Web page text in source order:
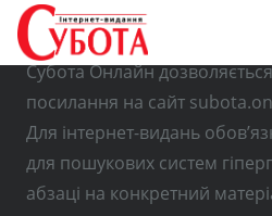
© Використання матеріалів
Субота Онлайн
посилання на сайт
Для інтернет-видань
для пошукових систем
абзаці на конкретний